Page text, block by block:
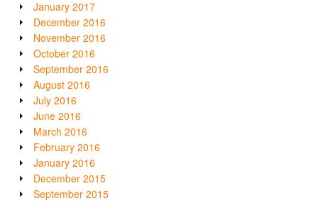
January 2017
December 2016
November 2016
October 2016
September 2016
August 2016
July 2016
June 2016
March 2016
February 2016
January 2016
December 2015
September 2015